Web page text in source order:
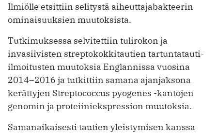
Ilmiölle ­etsittiin selitystä aiheuttajabakteerin
ominaisuuksien muutoksista.
Tutkimuksessa selvitettiin tulirokon ja
invasiivisten streptokokkitautien tartuntatauti-
ilmoitusten muutoksia Englannissa vuosina
2014–2016 ja tutkittiin samana ajanjaksona
kerättyjen Streptococcus ­pyogenes -kantojen
genomin ja proteiini­ekspression muutoksia.
Samanaikaisesti tautien yleistymisen kanssa